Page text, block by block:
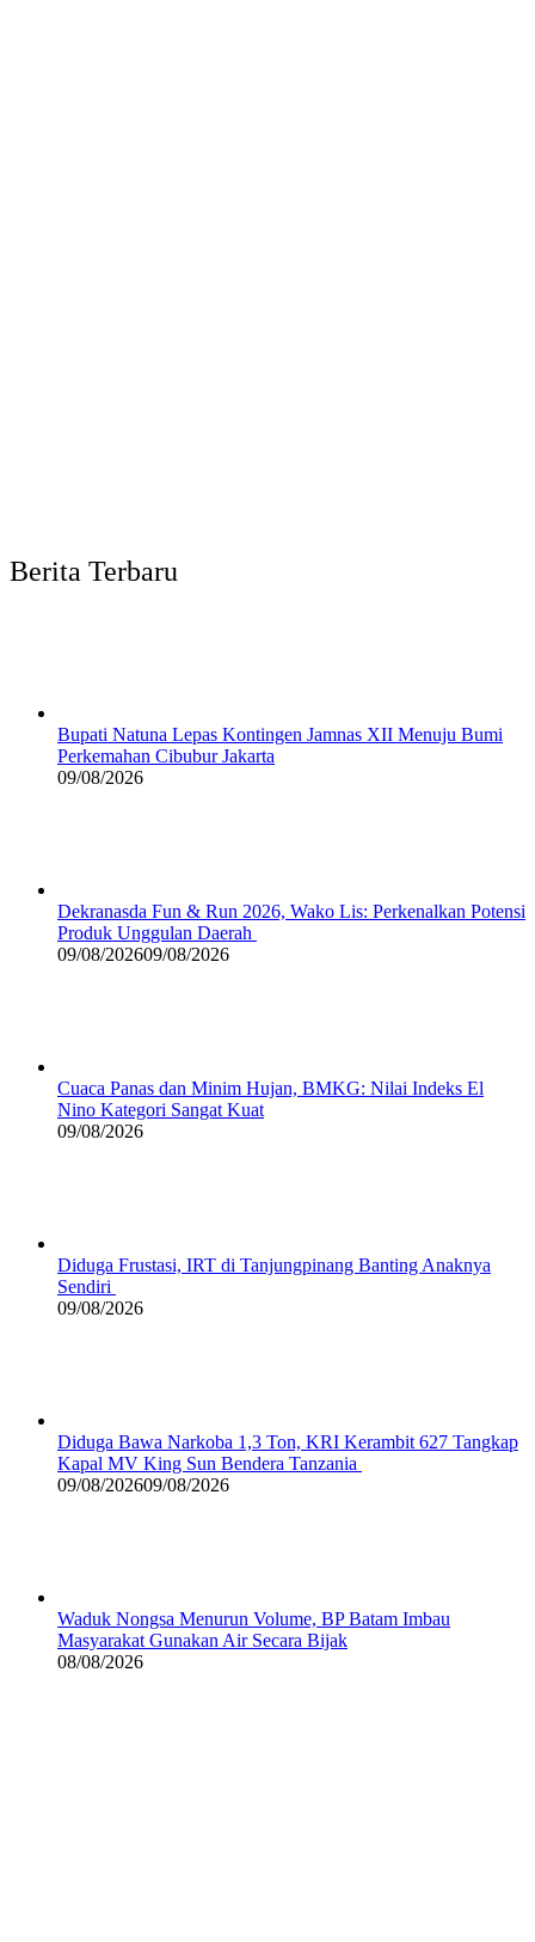
Berita Terbaru
Bupati Natuna Lepas Kontingen Jamnas XII Menuju Bumi
Perkemahan Cibubur Jakarta
09/08/2026
Dekranasda Fun & Run 2026, Wako Lis: Perkenalkan Potensi
Produk Unggulan Daerah
09/08/202609/08/2026
Cuaca Panas dan Minim Hujan, BMKG: Nilai Indeks El
Nino Kategori Sangat Kuat
09/08/2026
Diduga Frustasi, IRT di Tanjungpinang Banting Anaknya
Sendiri
09/08/2026
Diduga Bawa Narkoba 1,3 Ton, KRI Kerambit 627 Tangkap
Kapal MV King Sun Bendera Tanzania
09/08/202609/08/2026
Waduk Nongsa Menurun Volume, BP Batam Imbau
Masyarakat Gunakan Air Secara Bijak
08/08/2026